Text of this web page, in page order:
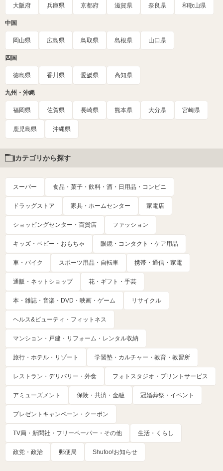
大阪府 兵庫県 京都府 滋賀県 奈良県 和歌山県
中国
岡山県 広島県 鳥取県 島根県 山口県
四国
徳島県 香川県 愛媛県 高知県
九州・沖縄
福岡県 佐賀県 長崎県 熊本県 大分県 宮崎県
鹿児島県 沖縄県
カテゴリから探す
スーパー 食品・菓子・飲料・酒・日用品・コンビニ
ドラッグストア 家具・ホームセンター 家電店
ショッピングセンター・百貨店 ファッション
キッズ・ベビー・おもちゃ 眼鏡・コンタクト・ケア用品
車・バイク スポーツ用品・自転車 携帯・通信・家電
通販・ネットショップ 花・ギフト・手芸
本・雑誌・音楽・DVD・映画・ゲーム リサイクル
ヘルス&ビューティ・フィットネス
マンション・戸建・リフォーム・レンタル収納
旅行・ホテル・リゾート 学習塾・カルチャー・教育・教習所
レストラン・デリバリー・外食 フォトスタジオ・プリントサービス
アミューズメント 保険・共済・金融 冠婚葬祭・イベント
プレゼントキャンペーン・クーポン
TV局・新聞社・フリーペーパー・その他 生活・くらし
政党・政治 郵便局 Shufoo!お知らせ